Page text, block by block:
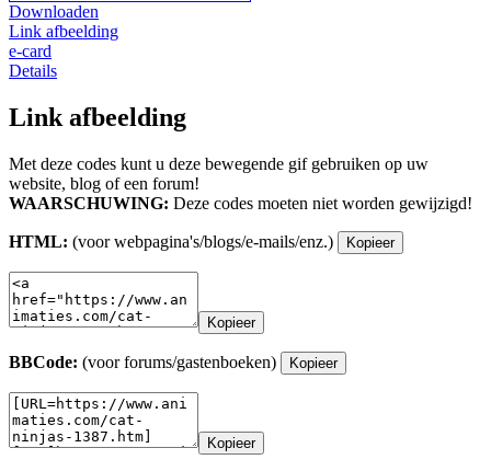
Downloaden
Link afbeelding
e-card
Details
Link afbeelding
Met deze codes kunt u deze bewegende gif gebruiken op uw
website, blog of een forum!
WAARSCHUWING: Deze codes moeten niet worden gewijzigd!
HTML: (voor webpagina's/blogs/e-mails/enz.) Kopieer
Kopieer
BBCode: (voor forums/gastenboeken) Kopieer
Kopieer